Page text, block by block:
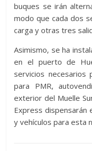
buques se irán
modo que cada dos
carga y otras tres
Asimismo, se ha
en el puerto de
servicios necesarios
para PMR,
exterior del Muelle
Express dispensarán
y vehículos para esta